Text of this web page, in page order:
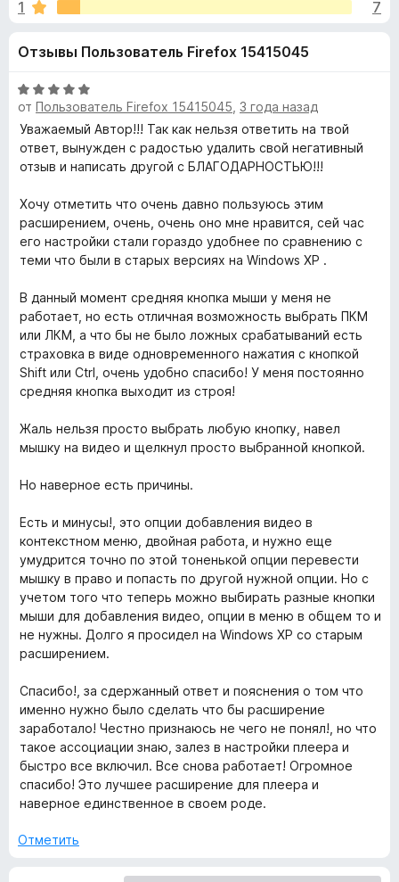
з
р
F
i
r
e
o
x
н
а
«
P
o
t
P
l
a
y
e
r
Y
o
u
T
u
b
e
S
4
5
з
5
1
7
Отзывы Пользователь Firefox 15415045
О
ц
е
н
е
о
н
а
5
з
5
от Пользователь Firefox 15415045 3 года назад
Уважаемый Автор!!! Так как нельзя ответить на твой
ответ, вынужден с радостью удалить свой негативный
отзыв и написать другой с БЛАГОДАРНОСТЬЮ!!!
Хочу отметить что очень давно пользуюсь этим
расширением, очень, очень оно мне нравится, сей час
его настройки стали гораздо удобнее по сравнению с
теми что были в старых версиях на Windows XP .
В данный момент средняя кнопка мыши у меня не
работает, но есть отличная возможность выбрать ПКМ
или ЛКМ, а что бы не было ложных срабатываний есть
страховка в виде одновременного нажатия с кнопкой
Shift или Ctrl, очень удобно спасибо! У меня постоянно
средняя кнопка выходит из строя!
Жаль нельзя просто выбрать любую кнопку, навел
мышку на видео и щелкнул просто выбранной кнопкой.
Но наверное есть причины.
Есть и минусы!, это опции добавления видео в
контекстном меню, двойная работа, и нужно еще
умудрится точно по этой тоненькой опции перевести
мышку в право и попасть по другой нужной опции. Но с
учетом того что теперь можно выбирать разные кнопки
мыши для добавления видео, опции в меню в общем то и
не нужны. Долго я просидел на Windows XP со старым
расширением.
Спасибо!, за cдержанный ответ и пояснения о том что
именно нужно было сделать что бы расширение
заработало! Честно признаюсь не чего не понял!, но что
такое ассоциации знаю, залез в настройки плеера и
быстро все включил. Все снова работает! Огромное
спасибо! Это лучшее расширение для плеера и
наверное единственное в своем роде.
Отметить